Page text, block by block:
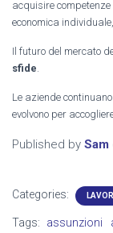
acquisire
economica
Il futuro del mercato
sfide
Le aziende
evolvono per
Published by Sam
Categories:
Tags: assunzioni